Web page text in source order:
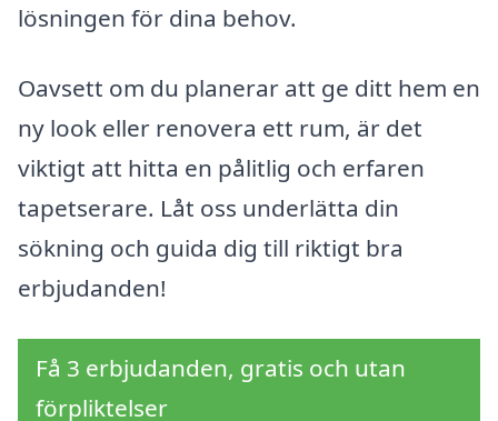
lösningen för dina behov.
Oavsett om du planerar att ge ditt hem en
ny look eller renovera ett rum, är det
viktigt att hitta en pålitlig och erfaren
tapetserare. Låt oss underlätta din
sökning och guida dig till riktigt bra
erbjudanden!
Få 3 erbjudanden, gratis och utan
förpliktelser